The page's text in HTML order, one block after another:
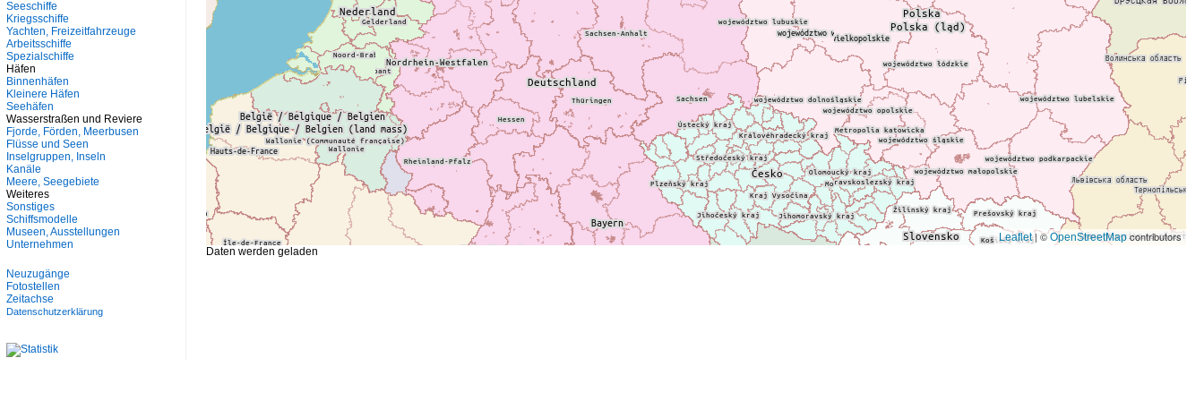
Leaflet| ©OpenStreetMapcontributors
Daten werden geladen
Seeschiffe
Kriegsschiffe
Yachten, Freizeitfahrzeuge
Arbeitsschiffe
Spezialschiffe
Häfen
Binnenhäfen
Kleinere Häfen
Seehäfen
Wasserstraßen und Reviere
Fjorde, Förden, Meerbusen
Flüsse und Seen
Inselgruppen, Inseln
Kanäle
Meere, Seegebiete
Weiteres
Sonstiges
Schiffsmodelle
Museen, Ausstellungen
Unternehmen
Neuzugänge
Fotostellen
Zeitachse
Datenschutzerklärung